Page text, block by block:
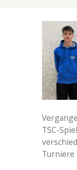
TSC-
Turniere